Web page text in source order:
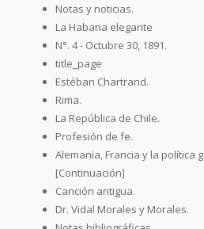
Notas y noticias.
La Habana elegante
N°. 4 - Octubre 30, 1891.
title_page
Estéban Chartrand.
Rima.
La República de Chile.
Profesión de fe.
Alemania, Francia y la política
[Continuación]
Canción antigua.
Dr. Vidal Morales y Morales.